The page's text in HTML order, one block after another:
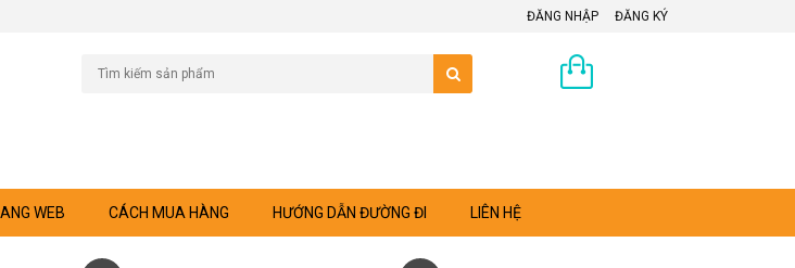
ĐĂNG NHẬP ĐĂNG KÝ
WEB CÁCH MUA HÀNG HƯỚNG DẪN ĐƯỜNG ĐI LIÊN HỆ